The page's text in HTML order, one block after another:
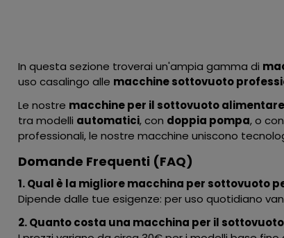
In questa sezione troverai un'ampia gamma di
uso casalingo alle macchine sottovuoto
Le nostre macchine per il sottovuoto alimentare
tra modelli automatici, con doppia pompa, o con
professionali, le nostre macchine uniscono
Domande Frequenti (FAQ)
1. Qual è la migliore macchina per sottovuoto
Dipende dalle tue esigenze: per uso quotidiano
2. Quanto costa una macchina per il